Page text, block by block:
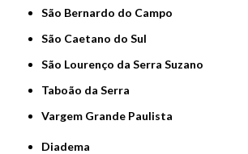
São Bernardo do Campo
São Caetano do Sul
São Lourenço da Serra Suzano
Taboão da Serra
Vargem Grande Paulista
Diadema